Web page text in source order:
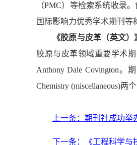
（PMC）等检索系统收录
国际影响力优秀学术期刊等
《胶原与皮革（英文）
胶原与皮革领域重要学术
Anthony Dale Covington。
Chemistry (miscellaneous)两
上一条：期刊社成功
下一条：《工程科学与